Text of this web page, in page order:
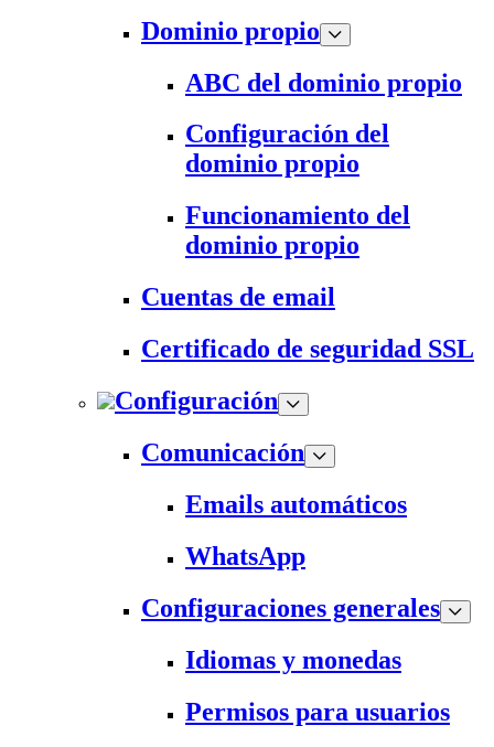
Dominio propio
ABC del dominio propio
Configuración del
dominio propio
Funcionamiento del
dominio propio
Cuentas de email
Certificado de seguridad SSL
Configuración
Comunicación
Emails automáticos
WhatsApp
Configuraciones generales
Idiomas y monedas
Permisos para usuarios